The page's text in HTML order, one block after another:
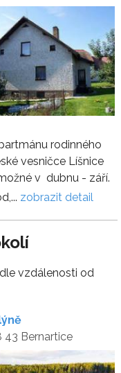
rodinného
vesničce Líšnice
v dubnu - září.
zobrazit detail
vzdálenosti od
43 Bernartice